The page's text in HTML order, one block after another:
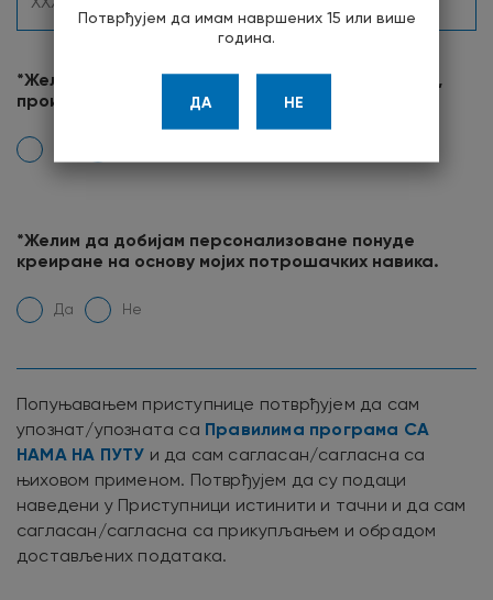
*Желим да ме НИС а.д. контактира о новостима,
производима и специјалним понудама.
*Желим да добијам персонализоване понуде
креиране на основу мојих потрошачких навика.
Да Не
Попуњавањем приступнице потврђујем да сам
упознат/упозната са Правилима програма СА
НАМА НА ПУТУ и да сам сагласан/сагласна са
њиховом применом. Потврђујем да су подаци
наведени у Приступници истинити и тачни и да сам
сагласан/сагласна са прикупљањем и обрадом
достављених података.
Потврђујем да имам навршених 15 или више
година.
ДА НЕ